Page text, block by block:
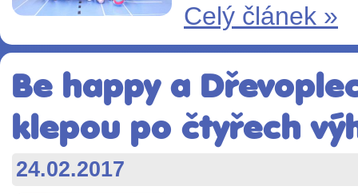
Celý článek »
Be happy a
klepou po čtyřech
24.02.2017